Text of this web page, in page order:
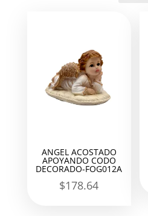
ANGEL ACOSTADO
APOYANDO CODO
DECORADO-FOG012A
$178.64